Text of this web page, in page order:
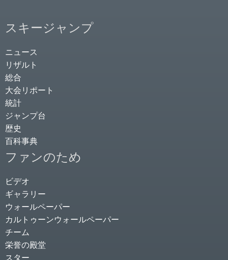
スキージャンプ
ニュース
リザルト
総合
大会リポート
統計
ジャンプ台
歴史
百科事典
ファンのため
ビデオ
ギャラリー
ウォールペーパー
カルトゥーンウォールペーパー
チーム
栄誉の殿堂
スター